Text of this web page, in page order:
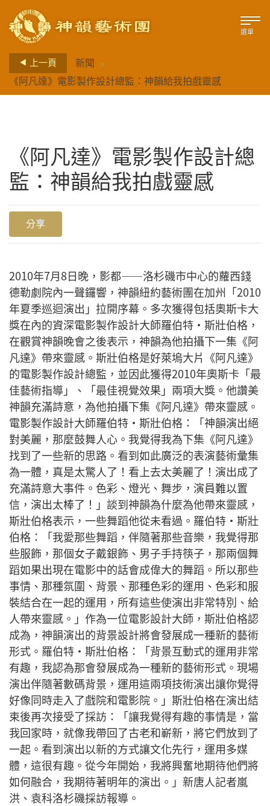
選單
上一頁 新聞 >
《阿凡達》電影製作設計總監：神韻給我拍戲靈感
《阿凡達》電影製作設計總
監：神韻給我拍戲靈感
分享
2010年7月8日晚，影都——洛杉磯市中心的蘿西錢
德勒劇院內一聲鑼響，神韻紐約藝術團在加州「2010
年夏季巡迴演出」拉開序幕。多次獲得包括奧斯卡大
獎在內的資深電影製作設計大師羅伯特‧斯壯伯格，
在觀賞神韻晚會之後表示，神韻為他拍攝下一集《阿
凡達》帶來靈感。 斯壯伯格是好萊塢大片《阿凡達》
的電影製作設計總監，並因此獲得2010年奧斯卡「最
佳藝術指導」、「最佳視覺效果」兩項大獎。他讚美
神韻充滿詩意，為他拍攝下集《阿凡達》帶來靈感。
電影製作設計大師羅伯特‧斯壯伯格：「神韻演出絕
對美麗，那麼鼓舞人心。我覺得我為下集《阿凡達》
找到了一些新的思路。看到如此廣泛的表演藝術彙集
為一體，真是太驚人了！看上去太美麗了！演出成了
充滿詩意大事件。色彩、燈光、舞步，演員難以置
信，演出太棒了！」 談到神韻為什麼為他帶來靈感，
斯壯伯格表示，一些舞蹈他從未看過。 羅伯特‧斯壯
伯格：「我愛那些舞蹈，伴隨著那些音樂，我覺得那
些服飾，那個女子戴銀飾、男子手持筷子，那兩個舞
蹈如果出現在電影中的話會成偉大的舞蹈。所以那些
事情、那種氛圍、背景、那種色彩的運用、色彩和服
裝結合在一起的運用，所有這些使演出非常特別、給
人帶來靈感。」 作為一位電影設計大師，斯壯伯格認
成為，神韻演出的背景設計將會發展成一種新的藝術
形式。 羅伯特‧斯壯伯格：「背景互動式的運用非常
有趣，我認為那會發展成為一種新的藝術形式。現場
演出伴隨著數碼背景，運用這兩項技術演出讓你覺得
好像同時走入了戲院和電影院。」 斯壯伯格在演出結
束後再次接受了採訪：「讓我覺得有趣的事情是，當
我回家時，就像我帶回了古老和嶄新，將它們放到了
一起。看到演出以新的方式讓文化先行，運用多媒
體，這很有趣。從今年開始，我將興奮地期待他們將
如何融合，我期待著明年的演出。」 新唐人記者嵐
洪、袁科洛杉磯採訪報導。